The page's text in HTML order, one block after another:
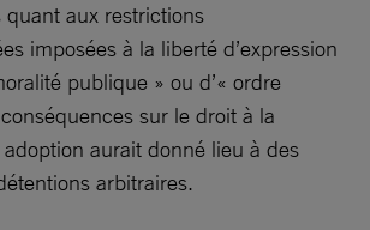
quant aux restrictions
imposées à la liberté d’expression
publique » ou d’« ordre
sur le droit à la
aurait donné lieu à des
arbitraires.